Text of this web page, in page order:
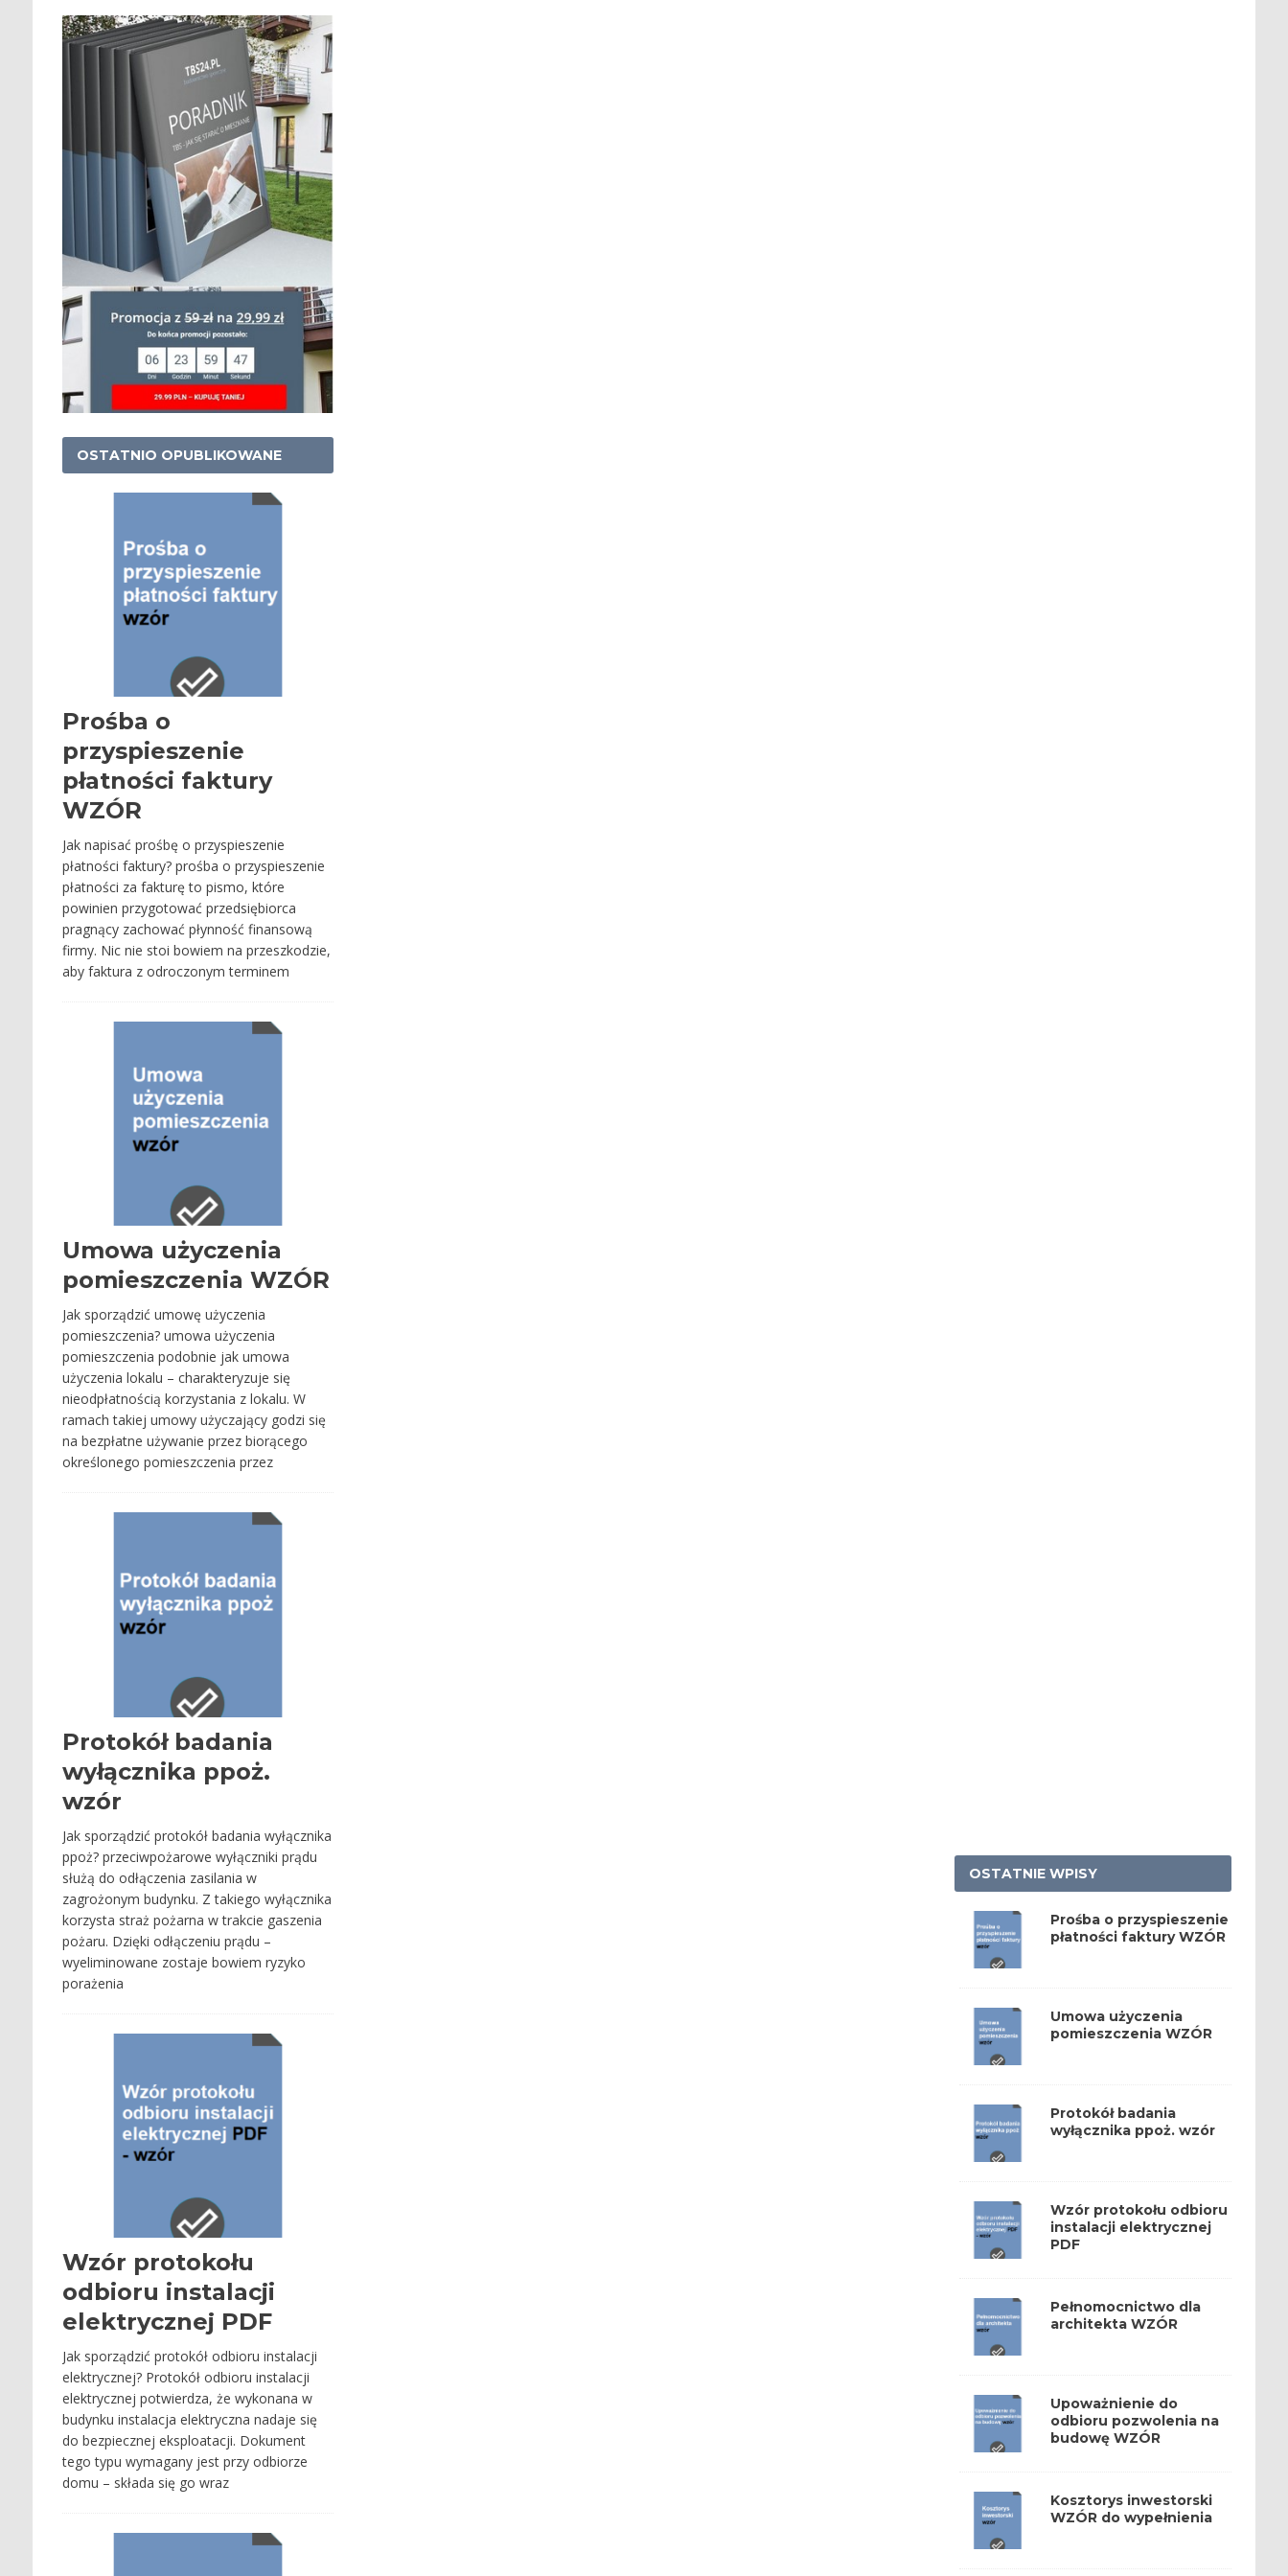
OSTATNIO OPUBLIKOWANE
Prośba o
przyspieszenie
płatności faktury
WZÓR
Jak napisać prośbę o przyspieszenie
płatności faktury? prośba o przyspieszenie
płatności za fakturę to pismo, które
powinien przygotować przedsiębiorca
pragnący zachować płynność finansową
firmy. Nic nie stoi bowiem na przeszkodzie,
aby faktura z odroczonym terminem
Umowa użyczenia
pomieszczenia WZÓR
Jak sporządzić umowę użyczenia
pomieszczenia? umowa użyczenia
pomieszczenia podobnie jak umowa
użyczenia lokalu – charakteryzuje się
nieodpłatnością korzystania z lokalu. W
ramach takiej umowy użyczający godzi się
na bezpłatne używanie przez biorącego
określonego pomieszczenia przez
Protokół badania
wyłącznika ppoż.
wzór
Jak sporządzić protokół badania wyłącznika
ppoż? przeciwpożarowe wyłączniki prądu
służą do odłączenia zasilania w
zagrożonym budynku. Z takiego wyłącznika
korzysta straż pożarna w trakcie gaszenia
pożaru. Dzięki odłączeniu prądu –
wyeliminowane zostaje bowiem ryzyko
porażenia
Wzór protokołu
odbioru instalacji
elektrycznej PDF
Jak sporządzić protokół odbioru instalacji
elektrycznej? Protokół odbioru instalacji
elektrycznej potwierdza, że wykonana w
budynku instalacja elektryczna nadaje się
do bezpiecznej eksploatacji. Dokument
tego typu wymagany jest przy odbiorze
domu – składa się go wraz
OSTATNIE WPISY
Prośba o przyspieszenie
płatności faktury WZÓR
Umowa użyczenia
pomieszczenia WZÓR
Protokół badania
wyłącznika ppoż. wzór
Wzór protokołu odbioru
instalacji elektrycznej
PDF
Pełnomocnictwo dla
architekta WZÓR
Upoważnienie do
odbioru pozwolenia na
budowę WZÓR
Kosztorys inwestorski
WZÓR do wypełnienia